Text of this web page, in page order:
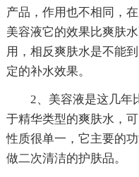
产品，作用也不相同，
美容液它的效果比爽肤
用，相反爽肤水是不能
定的补水效果。
2、美容液是这几年
于精华类型的爽肤水，
性质很单一，它主要的
做二次清洁的护肤品。